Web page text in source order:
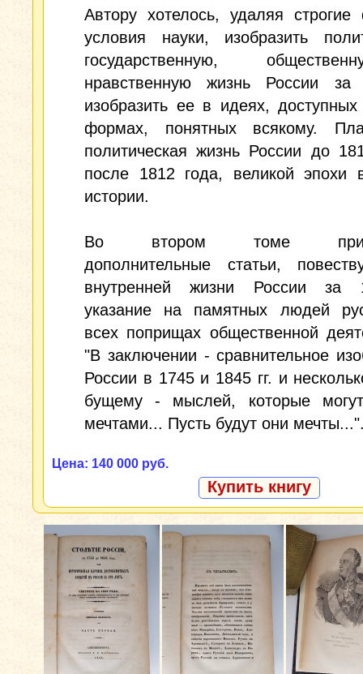
Автору хотелось, удаляя
условия науки, изобразить
государственную,
нравственную жизнь России за
изобразить ее в идеях,
формах, понятных всякому.
политическая жизнь России до
после 1812 года, великой эпохи
истории.
Во втором томе
дополнительные статьи,
внутренней жизни России за
указание на памятных людей
всех поприщах общественной
"В заключении - сравнительное
России в 1745 и 1845 гг. и
бущему - мыслей, которые
мечтами... Пусть будут они
Цена: 140 000 руб.
Купить книгу